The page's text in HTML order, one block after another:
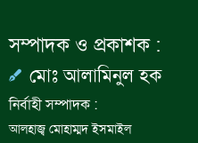
সম্পাদক ও প্রকাশক :
মোঃ আলামিনুল হক
নির্বাহী সম্পাদক :
আলহাজ্ব মোহাম্মদ ইসমাইল